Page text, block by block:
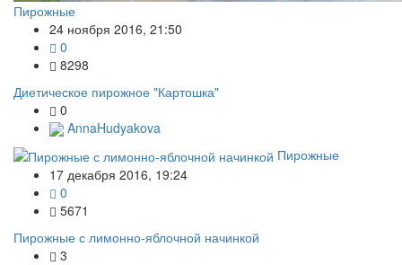
Пирожные
24 ноября 2016, 21:50
0
8298
Диетическое пирожное "Картошка"
0
AnnaHudyakova
Пирожные
17 декабря 2016, 19:24
0
5671
Пирожные с лимонно-яблочной начинкой
3